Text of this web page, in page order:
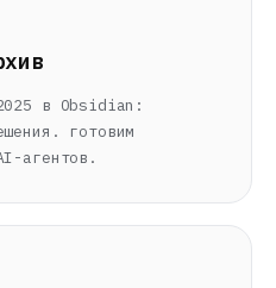
в Obsidian:
готовим
агентов.